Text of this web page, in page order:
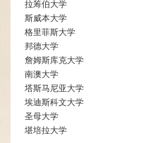
拉筹伯大学
斯威本大学
格里菲斯大学
邦德大学
詹姆斯库克大学
南澳大学
塔斯马尼亚大学
埃迪斯科文大学
圣母大学
堪培拉大学